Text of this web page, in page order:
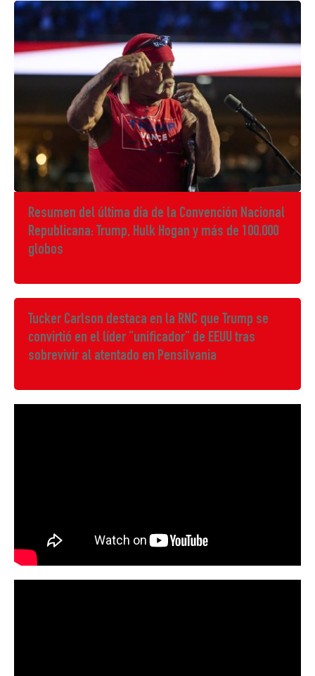
Resumen del última día de la Convención Nacional
Republicana: Trump, Hulk Hogan y más de 100.000
globos
Tucker Carlson destaca en la RNC que Trump se
convirtió en el líder “unificador” de EEUU tras
sobrevivir al atentado en Pensilvania